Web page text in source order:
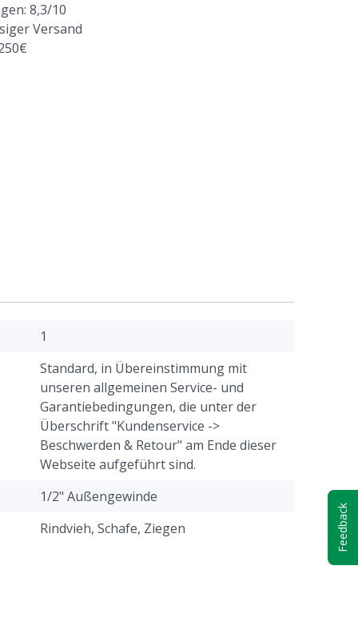
8,3/10
Versand
1
Standard, in Übereinstimmung mit
unseren allgemeinen Service- und
Garantiebedingungen, die unter der
Überschrift "Kundenservice ->
Beschwerden & Retour" am Ende dieser
Webseite aufgeführt sind.
1/2" Außengewinde
Rindvieh, Schafe, Ziegen
Feedback